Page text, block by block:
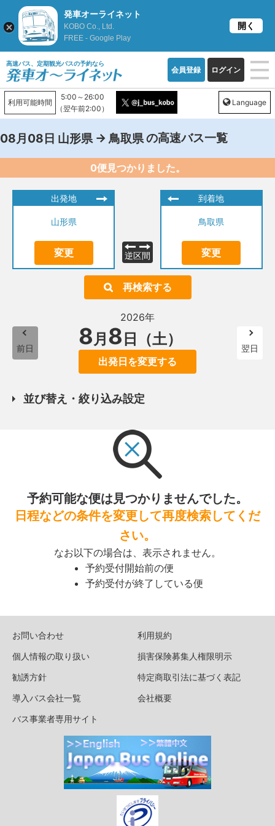
高速バス、定期観光バスの予約なら
会員登録 ログイン
利用可能時間
5:00～26:00
（翌午前2:00）
Language
08月08日 山形県 → 鳥取県の高速バス一覧
0便見つかりました。
出発地
山形県
変更 逆区間
到着地
鳥取県
変更
再検索する
前日
2026年
8月 8 日（土）
出発日を変更する
翌日
並び替え・絞り込み設定
予約可能な便は見つかりませんでした。
日程などの条件を変更して再度検索してくだ
さい。
なお以下の場合は、表示されません。
予約受付開始前の便
予約受付が終了している便
お問い合わせ
利用規約
個人情報の取り扱い
損害保険募集人権限明示
勧誘方針
特定商取引法に基づく表記
導入バス会社一覧
会社概要
バス事業者専用サイト
発車オーライネット
KOBO Co., Ltd.
FREE - Google Play
開く